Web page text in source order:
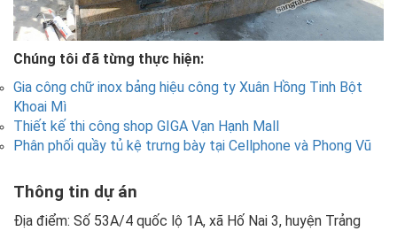
Chúng tôi đã từng thực hiện:
Gia công chữ inox bảng hiệu công ty Xuân Hồng Tinh Bột
Khoai Mì
Thiết kế thi công shop GIGA Vạn Hạnh Mall
Phân phối quầy tủ kệ trưng bày tại Cellphone và Phong Vũ
Thông tin dự án
Địa điểm: Số 53A/4 quốc lộ 1A, xã Hố Nai 3, huyện Trảng